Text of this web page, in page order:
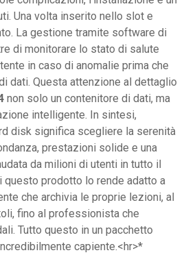
Una volta inserito nello slot e
La gestione tramite software di
di monitorare lo stato di salute
in caso di anomalie prima che
dati. Questa attenzione al dettaglio
non solo un contenitore di dati, ma
intelligente. In sintesi,
disk significa scegliere la serenità
prestazioni solide e una
da milioni di utenti in tutto il
questo prodotto lo rende adatto a
che archivia le proprie lezioni, al
fino al professionista che
Tutto questo in un pacchetto
capiente.<hr>*